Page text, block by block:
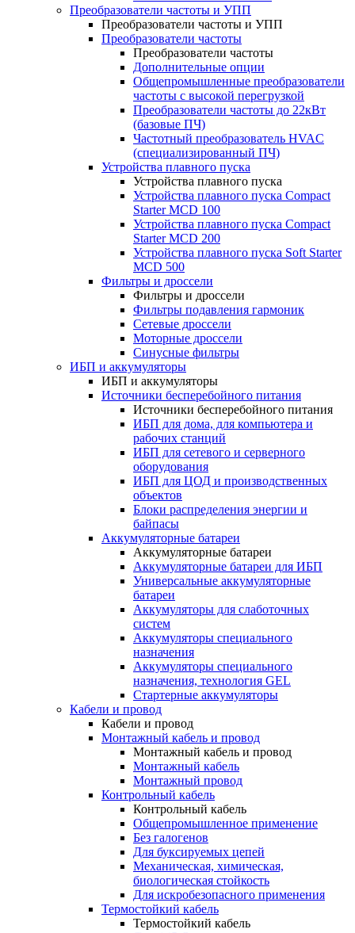
Преобразователи частоты и УПП
Преобразователи частоты и УПП
Преобразователи частоты
Преобразователи частоты
Дополнительные опции
Общепромышленные преобразователи
частоты с высокой перегрузкой
Преобразователи частоты до 22кВт
(базовые ПЧ)
Частотный преобразователь HVAC
(специализированный ПЧ)
Устройства плавного пуска
Устройства плавного пуска
Устройства плавного пуска Compact
Starter MCD 100
Устройства плавного пуска Compact
Starter MCD 200
Устройства плавного пуска Soft Starter
MCD 500
Фильтры и дроссели
Фильтры и дроссели
Фильтры подавления гармоник
Сетевые дроссели
Моторные дроссели
Синусные фильтры
ИБП и аккумуляторы
ИБП и аккумуляторы
Источники бесперебойного питания
Источники бесперебойного питания
ИБП для дома, для компьютера и
рабочих станций
ИБП для сетевого и серверного
оборудования
ИБП для ЦОД и производственных
объектов
Блоки распределения энергии и
байпасы
Аккумуляторные батареи
Аккумуляторные батареи
Аккумуляторные батареи для ИБП
Универсальные аккумуляторные
батареи
Аккумуляторы для слаботочных
систем
Аккумуляторы специального
назначения
Аккумуляторы специального
назначения, технология GEL
Стартерные аккумуляторы
Кабели и провод
Кабели и провод
Монтажный кабель и провод
Монтажный кабель и провод
Монтажный кабель
Монтажный провод
Контрольный кабель
Контрольный кабель
Общепромышленное применение
Без галогенов
Для буксируемых цепей
Механическая, химическая,
биологическая стойкость
Для искробезопасного применения
Термостойкий кабель
Термостойкий кабель